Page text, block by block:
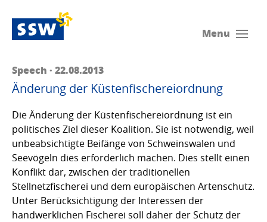
Menu
Speech · 22.08.2013
Änderung der Küstenfischereiordnung
Die Änderung der Küstenfischereiordnung ist ein
politisches Ziel dieser Koalition. Sie ist notwendig, weil
unbeabsichtigte Beifänge von Schweinswalen und
Seevögeln dies erforderlich machen. Dies stellt einen
Konflikt dar, zwischen der traditionellen
Stellnetzfischerei und dem europäischen Artenschutz.
Unter Berücksichtigung der Interessen der
handwerklichen Fischerei soll daher der Schutz der